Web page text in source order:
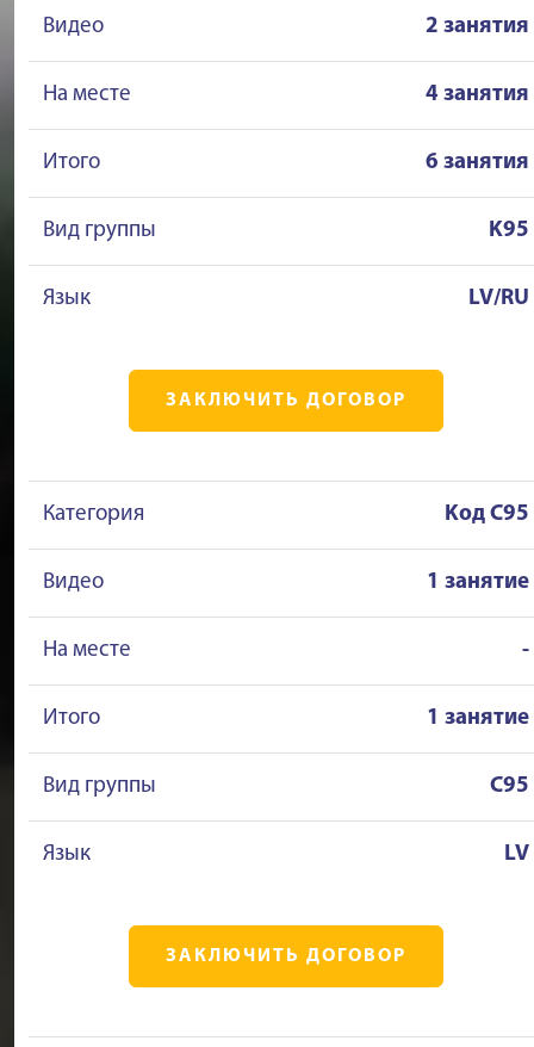
Видео 2 занятия
На месте 4 занятия
Итого 6 занятия
Вид группы K95
Язык LV/RU
ЗАКЛЮЧИТЬ ДОГОВОР
Категория Kод C95
Видео 1 занятие
На месте -
Итого 1 занятие
Вид группы C95
Язык LV
ЗАКЛЮЧИТЬ ДОГОВОР